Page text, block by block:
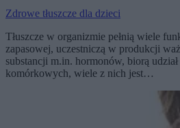
Zdrowe tłuszcze dla dzieci
Tłuszcze w organizmie pełnią wiele
zapasowej, uczestniczą w produkcji
substancji m.in. hormonów, biorą
komórkowych, wiele z nich jest…